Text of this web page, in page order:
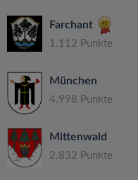
Farchant
1.112 Punkte
München
4.998 Punkte
Mittenwald
2.832 Punkte